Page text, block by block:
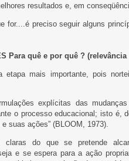
resultados e, em
for....é preciso seguir alguns
Para quê e por quê ?
etapa mais importante, pois
explícitas das
o processo educacional; isto é,
suas ações” (BLOOM, 1973).
claras do que se pretende
e se espera para a ação